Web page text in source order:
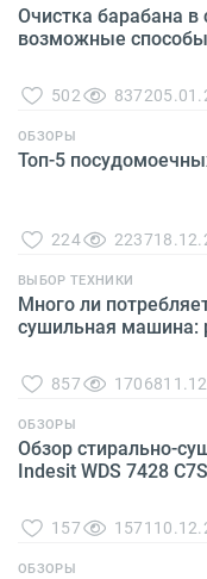
Очистка барабана
возможные способы
502 8372
ОБЗОРЫ
Топ-5
224 2237
ВЫБОР ТЕХНИКИ
Много ли
сушильная машина:
857 17068
ОБЗОРЫ
Обзор стирально-
Indesit WDS 7428
157 1571
ОБЗОРЫ